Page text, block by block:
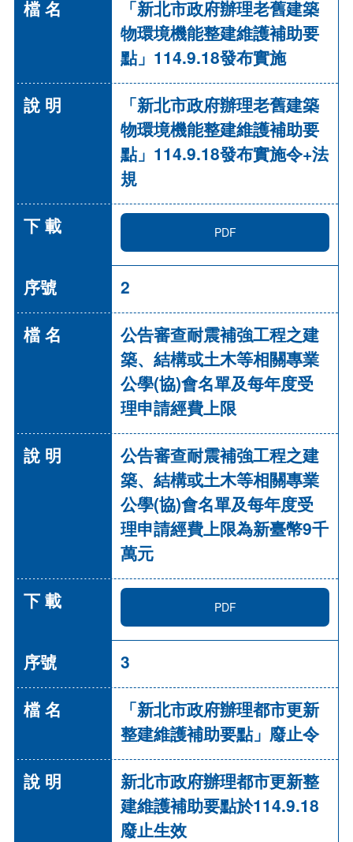
「新北市政府辦理老舊建築
物環境機能整建維護補助要
點」114.9.18發布實施
「新北市政府辦理老舊建築
物環境機能整建維護補助要
點」114.9.18發布實施令+法
規
PDF
2
公告審查耐震補強工程之建
築、結構或土木等相關專業
公學(協)會名單及每年度受
理申請經費上限
公告審查耐震補強工程之建
築、結構或土木等相關專業
公學(協)會名單及每年度受
理申請經費上限為新臺幣9千
萬元
PDF
3
「新北市政府辦理都市更新
整建維護補助要點」廢止令
新北市政府辦理都市更新整
建維護補助要點於114.9.18
廢止生效